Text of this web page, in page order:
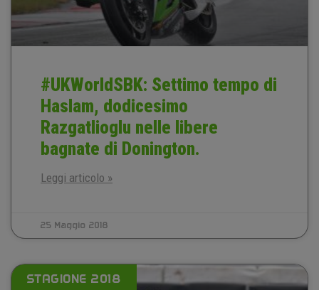
#UKWorldSBK: Settimo tempo di
Haslam, dodicesimo
Razgatlioglu nelle libere
bagnate di Donington.
Leggi articolo »
25 Maggio 2018
STAGIONE 2018